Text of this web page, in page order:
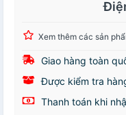
Xem thêm các sản
Giao hàng toàn
Được kiểm tra
Thanh toán khi